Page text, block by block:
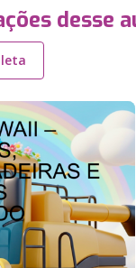
desse